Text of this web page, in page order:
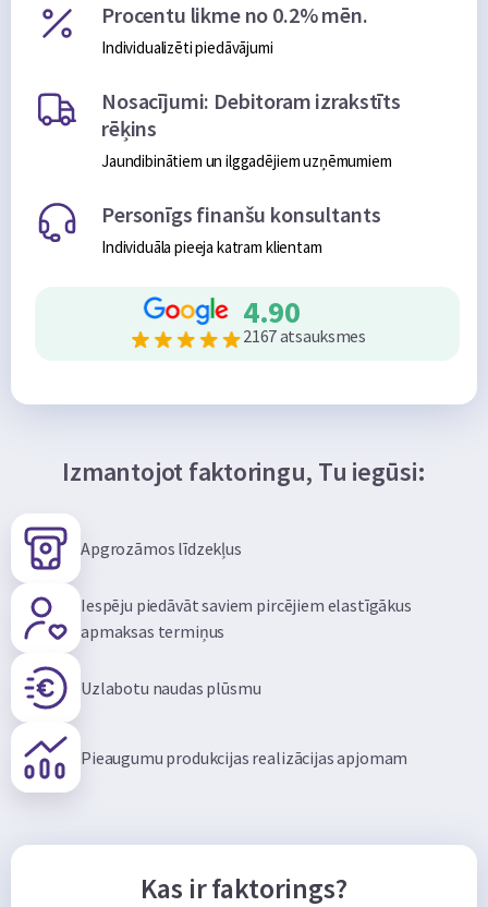
Procentu likme no 0.2% mēn.
Individualizēti piedāvājumi
Nosacījumi: Debitoram izrakstīts
rēķins
Jaundibinātiem un ilggadējiem uzņēmumiem
Personīgs finanšu konsultants
Individuāla pieeja katram klientam
4.90
2167 atsauksmes
Izmantojot faktoringu, Tu iegūsi:
Apgrozāmos līdzekļus
Iespēju piedāvāt saviem pircējiem elastīgākus
apmaksas termiņus
Uzlabotu naudas plūsmu
Pieaugumu produkcijas realizācijas apjomam
Kas ir faktorings?